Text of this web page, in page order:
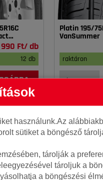
Ft/ db
12 db
Platin 195/
VanSummer
raktáron
használunk.Az
sütiket a böngésző
tárolják a
tároljuk a
a böngészési